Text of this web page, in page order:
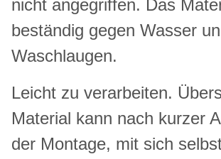
nicht angegriffen. Das
beständig gegen Wasser
Waschlaugen.
Leicht zu verarbeiten.
Material kann nach kurzer
der Montage, mit sich